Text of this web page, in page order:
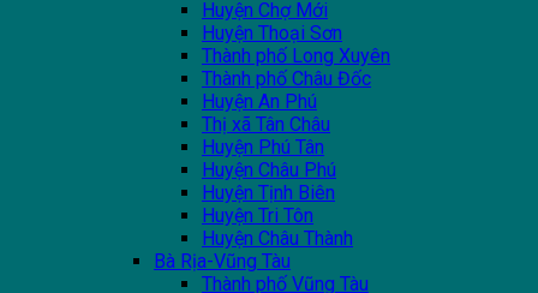
Huyện Chợ Mới
Huyện Thoại Sơn
Thành phố Long Xuyên
Thành phố Châu Đốc
Huyện An Phú
Thị xã Tân Châu
Huyện Phú Tân
Huyện Châu Phú
Huyện Tịnh Biên
Huyện Tri Tôn
Huyện Châu Thành
Bà Rịa-Vũng Tàu
Thành phố Vũng Tàu